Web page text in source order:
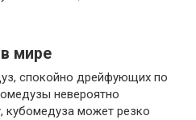
мире
спокойно дрейфующих по
невероятно
кубомедуза может резко